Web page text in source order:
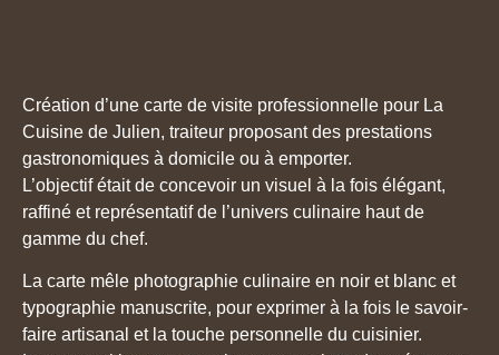
Création d’une carte de visite professionnelle pour La
Cuisine de Julien, traiteur proposant des prestations
gastronomiques à domicile ou à emporter.
L’objectif était de concevoir un visuel à la fois élégant,
raffiné et représentatif de l’univers culinaire haut de
gamme du chef.
La carte mêle photographie culinaire en noir et blanc et
typographie manuscrite, pour exprimer à la fois le savoir-
faire artisanal et la touche personnelle du cuisinier.